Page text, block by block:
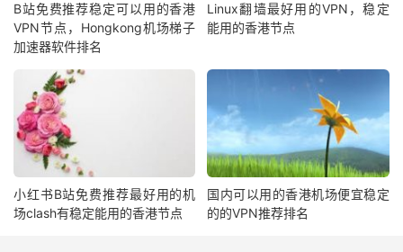
B站免费推荐稳定可以用的香港
VPN节点，Hongkong机场梯子
加速器软件排名
Linux翻墙最好用的VPN，稳定
能用的香港节点
小红书B站免费推荐最好用的机
场clash有稳定能用的香港节点
国内可以用的香港机场便宜稳定
的的VPN推荐排名